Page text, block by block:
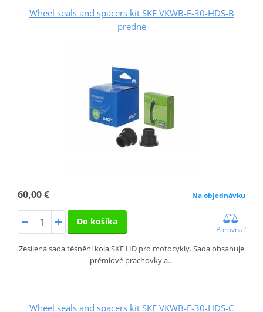
Wheel seals and spacers kit SKF VKWB-F-30-HDS-B
predné
60,00 € Na objednávku
Do košíka
Porovnať
Zesílená sada těsnění kola SKF HD pro motocykly. Sada obsahuje
prémiové prachovky a…
Wheel seals and spacers kit SKF VKWB-F-30-HDS-C